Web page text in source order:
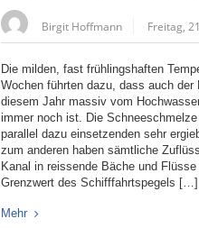
Birgit Hoffmann Freitag,
Die milden, fast frühlingshaften
Wochen führten dazu, dass auch der
diesem Jahr massiv vom
immer noch ist. Die
parallel dazu einsetzenden sehr
zum anderen haben sämtliche
Kanal in reissende Bäche und
Grenzwert des Schifffahrtspegels […]
Mehr